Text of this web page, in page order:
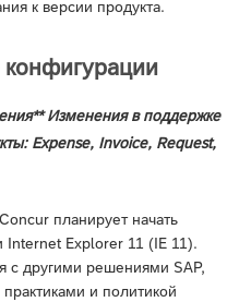
к версии продукта.
Изменения в поддержке
Expense, Invoice, Request,
планирует начать
Internet Explorer 11 (IE 11).
с другими решениями SAP,
и политикой